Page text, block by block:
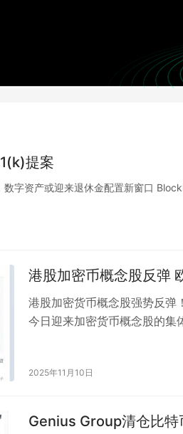
提案
字资产或迎来退休金配置新窗口
港股加密币概念股反弹
港股加密货币概念股强势反弹
今日迎来加密货币概念股的集
2025年11月10日
Genius Group清仓比